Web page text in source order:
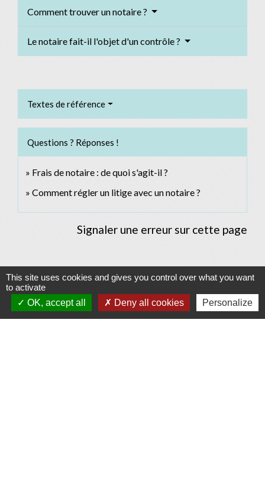
Comment trouver un notaire ?
Le notaire fait-il l'objet d'un contrôle ?
Textes de référence
Questions ? Réponses !
Frais de notaire : de quoi s'agit-il ?
Comment régler un litige avec un notaire ?
Signaler une erreur sur cette page
Contacts
Commune d'Allan
This site uses cookies and gives you control over what you want
to activate
OK, accept all
Deny all cookies Personalize